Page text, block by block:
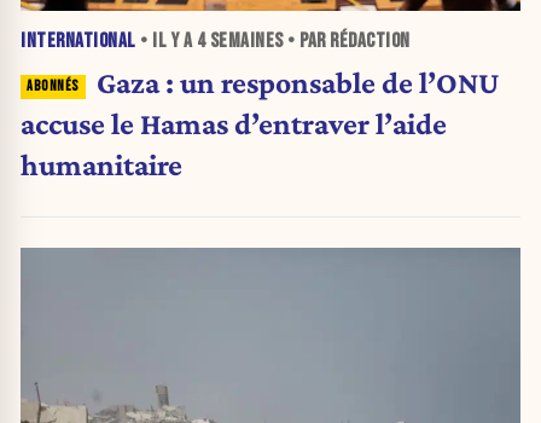
INTERNATIONAL • IL Y A 4 SEMAINES• PAR RÉDACTION
Gaza : un responsable de l’ONU
accuse le Hamas d’entraver l’aide
humanitaire